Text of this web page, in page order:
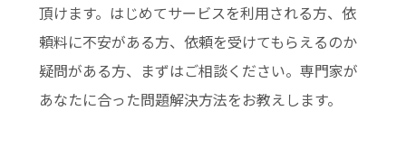
頂けます。はじめてサービスを利用される方、依
頼料に不安がある方、依頼を受けてもらえるのか
疑問がある方、まずはご相談ください。専門家が
あなたに合った問題解決方法をお教えします。